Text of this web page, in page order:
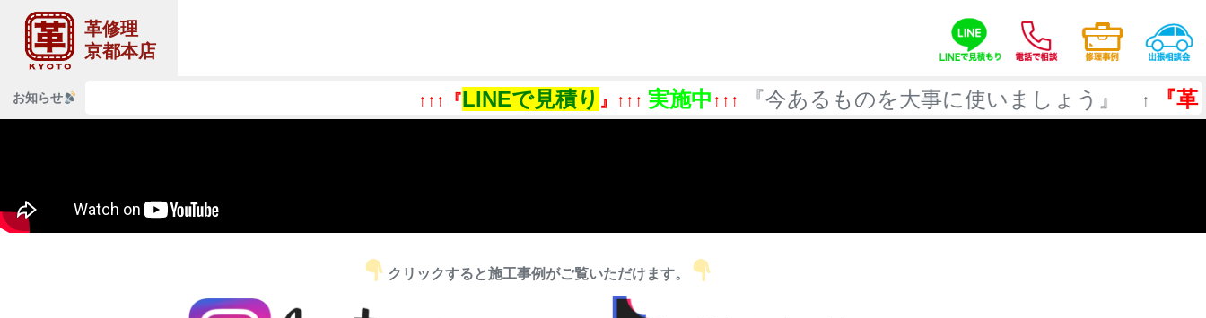
革修理
京都本店
お知らせ LINEで見積り 』↑↑↑実施中 ↑↑↑『今あるものを大事に使いましょう』↑ 『革トラブル』
クリックすると施工事例がご覧いただけます。